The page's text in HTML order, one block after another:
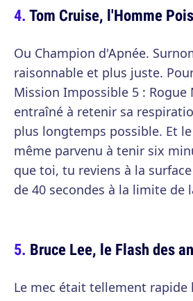
Tom Cruise, l'Homme
Ou Champion d'Apnée.
raisonnable et plus juste.
Mission Impossible 5 : Rogue
entraîné à retenir sa
plus longtemps possible. Et
même parvenu à tenir six
que toi, tu reviens à la
de 40 secondes à la limite de
Bruce Lee, le Flash des
Le mec était tellement rapide